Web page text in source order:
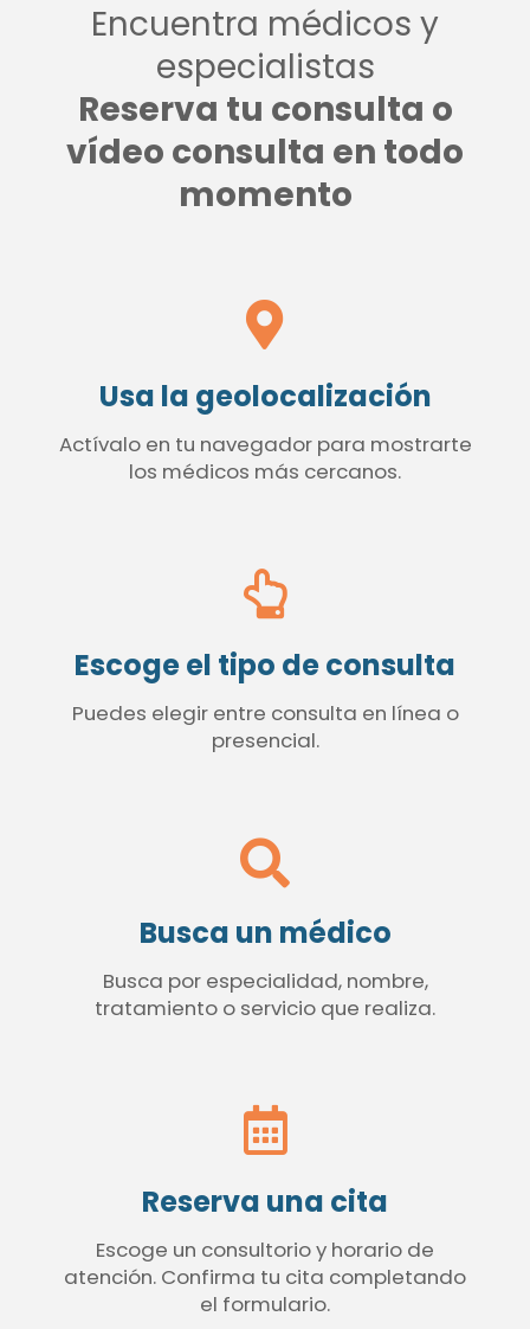
Encuentra médicos y
especialistas
Reserva tu consulta o
vídeo consulta en todo
momento
Usa la geolocalización
Actívalo en tu navegador para mostrarte
los médicos más cercanos.
Escoge el tipo de consulta
Puedes elegir entre consulta en línea o
presencial.
Busca un médico
Busca por especialidad, nombre,
tratamiento o servicio que realiza.
Reserva una cita
Escoge un consultorio y horario de
atención. Confirma tu cita completando
el formulario.